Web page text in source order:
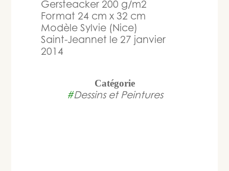
Gersteacker 200 g/m2
Format 24 cm x 32 cm
Modèle Sylvie (Nice)
Saint-Jeannet le 27 janvier
2014
Catégorie
#Dessins et Peintures